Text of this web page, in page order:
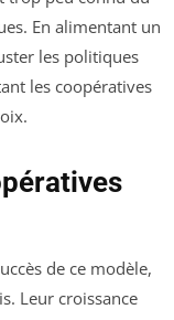
En alimentant un
les politiques
les coopératives
de ce modèle,
Leur croissance